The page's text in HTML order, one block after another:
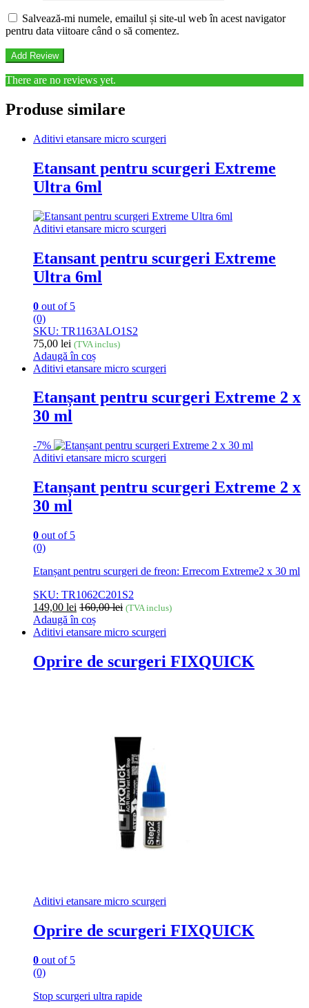
Salvează-mi numele, emailul și site-ul web în acest navigator
pentru data viitoare când o să comentez.
There are no reviews yet.
Produse similare
Aditivi etansare micro scurgeri
Etansant pentru scurgeri Extreme
Ultra 6ml
Aditivi etansare micro scurgeri
Etansant pentru scurgeri Extreme
Ultra 6ml
0 out of 5
(0)
SKU: TR1163ALO1S2
75,00 lei (TVA inclus)
Adaugă în coș
Aditivi etansare micro scurgeri
Etanșant pentru scurgeri Extreme 2 x
30 ml
-7%
Aditivi etansare micro scurgeri
Etanșant pentru scurgeri Extreme 2 x
30 ml
0 out of 5
(0)
Etanșant pentru scurgeri de freon: Errecom Extreme2 x 30 ml
SKU: TR1062C201S2
149,00 lei 160,00lei (TVA inclus)
Adaugă în coș
Aditivi etansare micro scurgeri
Oprire de scurgeri FIXQUICK
Aditivi etansare micro scurgeri
Oprire de scurgeri FIXQUICK
0 out of 5
(0)
Stop scurgeri ultra rapide